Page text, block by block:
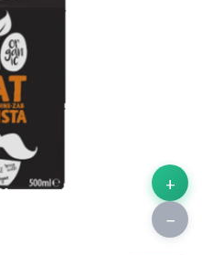
+
−